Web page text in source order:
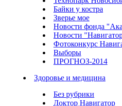
Байки у костра
Зверье мое
Новости фонда
Новости
Фотоконкурс
Выборы
ПРОГНОЗ-2014
Здоровье и медицина
Без рубрики
Доктор Навигатор